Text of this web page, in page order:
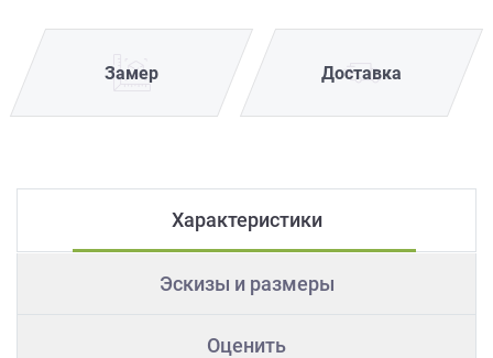
Замер Доставка
Характеристики
Эскизы и размеры
Оценить